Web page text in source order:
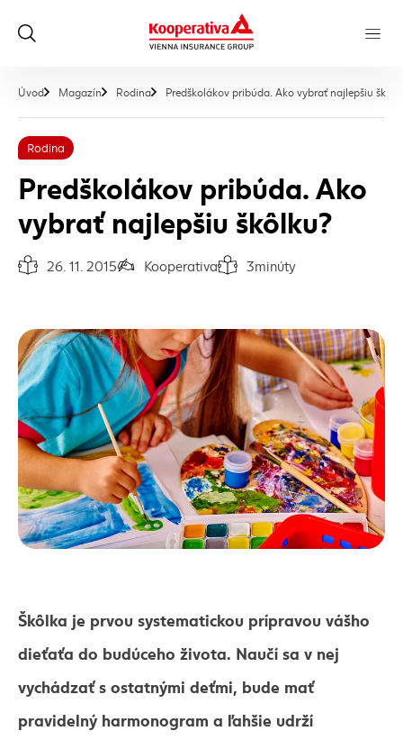
Úvod Magazín Rodina Predškolákov pribúda. Ako vybrať najlepšiu
Rodina
Predškolákov pribúda. Ako
vybrať najlepšiu škôlku?
Dátum vydania článku:
26. 11. 2015Autor článku:
KooperativaČas na prečítanie článku:
3minúty
Škôlka je prvou systematickou prípravou vášho
dieťaťa do budúceho života. Naučí sa v nej
vychádzať s ostatnými deťmi, bude mať
pravidelný harmonogram a ľahšie udrží